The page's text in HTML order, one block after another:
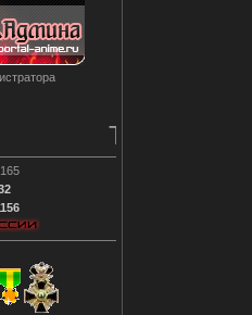
T0reador xD